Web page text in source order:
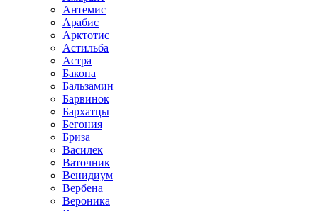
Антемис
Арабис
Арктотис
Астильба
Астра
Бакопа
Бальзамин
Барвинок
Бархатцы
Бегония
Бриза
Василек
Ваточник
Венидиум
Вербена
Вероника